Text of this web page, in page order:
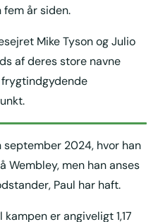
fem år siden.
Mike Tyson og Julio
af deres store navne
september 2024, hvor han
Wembley, men han anses
Paul har haft.
er angiveligt 1,17